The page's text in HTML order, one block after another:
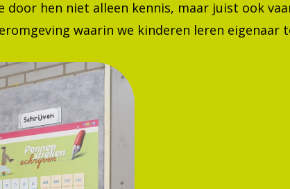
waarin we kinderen leren eigenaar